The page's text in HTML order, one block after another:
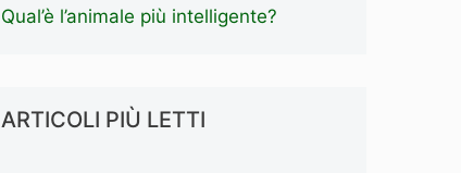
Qual’è l’animale più intelligente?
ARTICOLI PIÙ LETTI